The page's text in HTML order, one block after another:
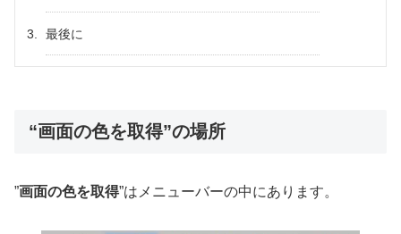
最後に
“画面の色を取得”の場所
”画面の色を取得”はメニューバーの中にあります。